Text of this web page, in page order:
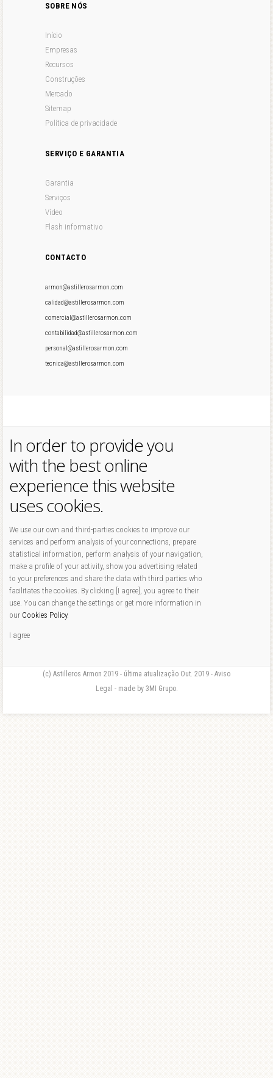
SOBRE NÓS
Início
Empresas
Recursos
Construções
Mercado
Sitemap
Política de privacidade
SERVIÇO E GARANTIA
Garantia
Serviços
Vídeo
Flash informativo
CONTACTO
armon@astillerosarmon.com
calidad@astillerosarmon.com
comercial@astillerosarmon.com
contabilidad@astillerosarmon.com
personal@astillerosarmon.com
tecnica@astillerosarmon.com
In order to provide you
with the best online
experience this website
uses cookies.
We use our own and third-parties cookies to improve our
services and perform analysis of your connections, prepare
statistical information, perform analysis of your navigation,
make a profile of your activity, show you advertising related
to your preferences and share the data with third parties who
facilitates the cookies. By clicking [I agree], you agree to their
use. You can change the settings or get more information in
our Cookies Policy.
I agree
(c) Astilleros Armon 2019 - última atualização Out. 2019 - Aviso
Legal - made by 3MI Grupo.